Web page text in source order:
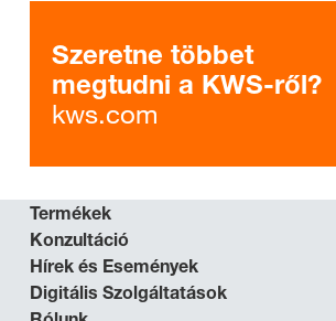
Szeretne többet
megtudni a KWS-ről?
kws.com
Termékek
Konzultáció
Hírek és Események
Digitális Szolgáltatások